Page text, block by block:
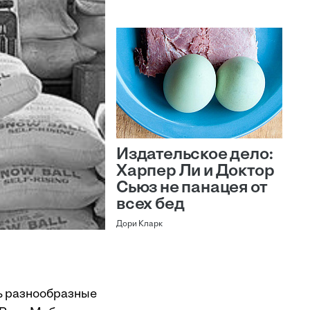
Издательское дело:
Харпер Ли и Доктор
Сьюз не панацея от
всех бед
Дори Кларк
разнообразные